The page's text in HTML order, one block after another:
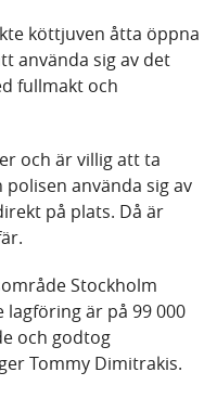
köttjuven åtta öppna
använda sig av det
fullmakt och
och är villig att ta
använda sig av
på plats. Då är
Stockholm
är på 99 000
och godtog
Tommy Dimitrakis.